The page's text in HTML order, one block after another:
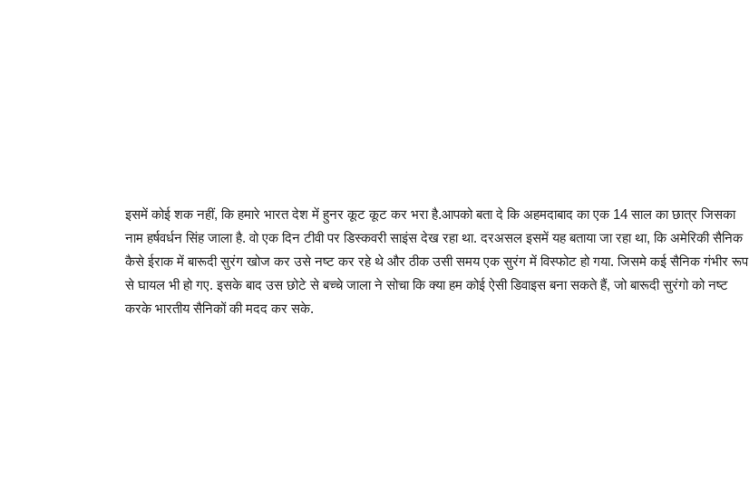
इसमें कोई शक नहीं, कि हमारे भारत देश में हुनर कूट कूट कर भरा है.आपको बता दे कि अहमदाबाद का एक 14 साल का छात्र जिसका
नाम हर्षवर्धन सिंह जाला है. वो एक दिन टीवी पर डिस्कवरी साइंस देख रहा था. दरअसल इसमें यह बताया जा रहा था, कि अमेरिकी सैनिक
कैसे ईराक में बारूदी सुरंग खोज कर उसे नष्ट कर रहे थे और ठीक उसी समय एक सुरंग में विस्फोट हो गया. जिसमे कई सैनिक गंभीर रूप
से घायल भी हो गए. इसके बाद उस छोटे से बच्चे जाला ने सोचा कि क्या हम कोई ऐसी डिवाइस बना सकते हैं, जो बारूदी सुरंगो को नष्ट
करके भारतीय सैनिकों की मदद कर सके.